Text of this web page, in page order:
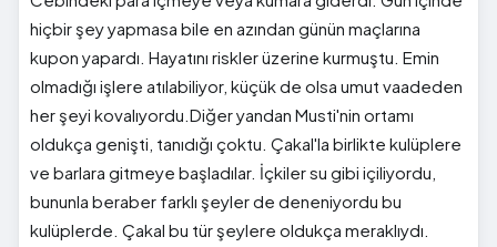
hiçbir şey yapmasa bile en azından günün maçlarına
kupon yapardı. Hayatını riskler üzerine kurmuştu. Emin
olmadığı işlere atılabiliyor, küçük de olsa umut vaadeden
her şeyi kovalıyordu.Diğer yandan Musti'nin ortamı
oldukça genişti, tanıdığı çoktu. Çakal'la birlikte kulüplere
ve barlara gitmeye başladılar. İçkiler su gibi içiliyordu,
bununla beraber farklı şeyler de deneniyordu bu
kulüplerde. Çakal bu tür şeylere oldukça meraklıydı.